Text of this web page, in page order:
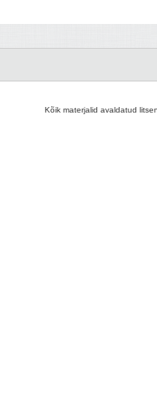
Kõik materjalid avaldatud